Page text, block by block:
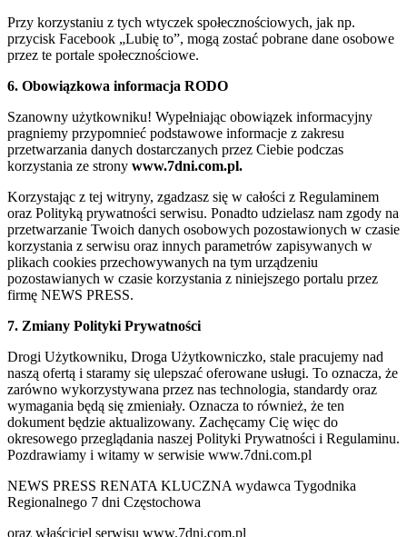
Przy korzystaniu z tych wtyczek społecznościowych, jak np.
przycisk Facebook „Lubię to”, mogą zostać pobrane dane osobowe
przez te portale społecznościowe.
6. Obowiązkowa informacja RODO
Szanowny użytkowniku! Wypełniając obowiązek informacyjny
pragniemy przypomnieć podstawowe informacje z zakresu
przetwarzania danych dostarczanych przez Ciebie podczas
korzystania ze strony www.7dni.com.pl.
Korzystając z tej witryny, zgadzasz się w całości z Regulaminem
oraz Polityką prywatności serwisu. Ponadto udzielasz nam zgody na
przetwarzanie Twoich danych osobowych pozostawionych w czasie
korzystania z serwisu oraz innych parametrów zapisywanych w
plikach cookies przechowywanych na tym urządzeniu
pozostawianych w czasie korzystania z niniejszego portalu przez
firmę NEWS PRESS.
7. Zmiany Polityki Prywatności
Drogi Użytkowniku, Droga Użytkowniczko, stale pracujemy nad
naszą ofertą i staramy się ulepszać oferowane usługi. To oznacza, że
zarówno wykorzystywana przez nas technologia, standardy oraz
wymagania będą się zmieniały. Oznacza to również, że ten
dokument będzie aktualizowany. Zachęcamy Cię więc do
okresowego przeglądania naszej Polityki Prywatności i Regulaminu.
Pozdrawiamy i witamy w serwisie www.7dni.com.pl
NEWS PRESS RENATA KLUCZNA wydawca Tygodnika
Regionalnego 7 dni Częstochowa
oraz właściciel serwisu www.7dni.com.pl